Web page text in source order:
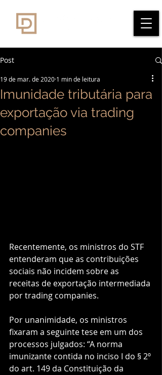
Post
Imunidade tributária para
exportação via trading
companies
19 de mar. de 2020 1 min de leitura
Recentemente, os ministros do STF
entenderam que as contribuições
sociais não incidem sobre as
receitas de exportação intermediada
por trading companies.
Por unanimidade, os ministros
fixaram a seguinte tese em um dos
processos julgados: “A norma
imunizante contida no inciso I do § 2º
do art. 149 da Constituição da